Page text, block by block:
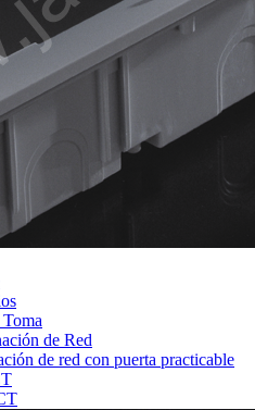
de Red
de red con puerta practicable